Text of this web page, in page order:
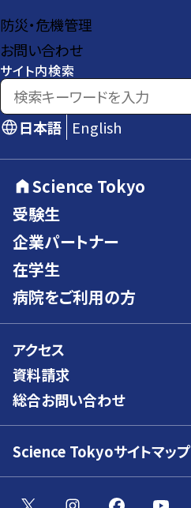
防災・危機管理
お問い合わせ
サイト内検索
日本語 English
Science Tokyo
受験生
企業パートナー
在学生
病院をご利用の方
アクセス
資料請求
総合お問い合わせ
Science Tokyoサイトマップ